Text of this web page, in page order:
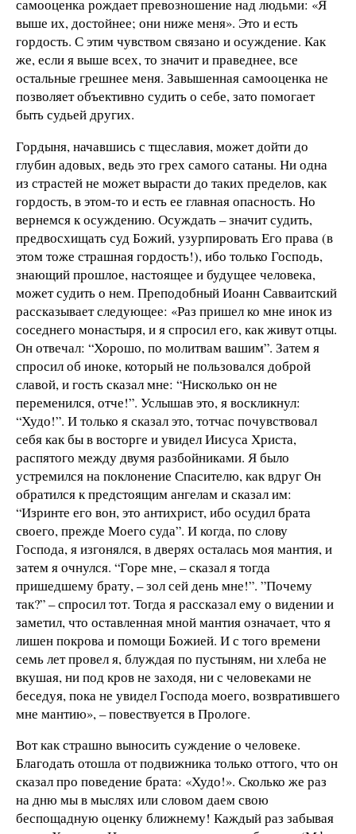
самооценка рождает превозношение над людьми: «Я
выше их, достойнее; они ниже меня». Это и есть
гордость. С этим чувством связано и осуждение. Как
же, если я выше всех, то значит и праведнее, все
остальные грешнее меня. Завышенная самооценка не
позволяет объективно судить о себе, зато помогает
быть судьей других.
Гордыня, начавшись с тщеславия, может дойти до
глубин адовых, ведь это грех самого сатаны. Ни одна
из страстей не может вырасти до таких пределов, как
гордость, в этом-то и есть ее главная опасность. Но
вернемся к осуждению. Осуждать – значит судить,
предвосхищать суд Божий, узурпировать Его права (в
этом тоже страшная гордость!), ибо только Господь,
знающий прошлое, настоящее и будущее человека,
может судить о нем. Преподобный Иоанн Савваитский
рассказывает следующее: «Раз пришел ко мне инок из
соседнего монастыря, и я спросил его, как живут отцы.
Он отвечал: “Хорошо, по молитвам вашим”. Затем я
спросил об иноке, который не пользовался доброй
славой, и гость сказал мне: “Нисколько он не
переменился, отче!”. Услышав это, я воскликнул:
“Худо!”. И только я сказал это, тотчас почувствовал
себя как бы в восторге и увидел Иисуса Христа,
распятого между двумя разбойниками. Я было
устремился на поклонение Спасителю, как вдруг Он
обратился к предстоящим ангелам и сказал им:
“Изринте его вон, это антихрист, ибо осудил брата
своего, прежде Моего суда”. И когда, по слову
Господа, я изгонялся, в дверях осталась моя мантия, и
затем я очнулся. “Горе мне, – сказал я тогда
пришедшему брату, – зол сей день мне!”. ”Почему
так?” – спросил тот. Тогда я рассказал ему о видении и
заметил, что оставленная мной мантия означает, что я
лишен покрова и помощи Божией. И с того времени
семь лет провел я, блуждая по пустыням, ни хлеба не
вкушая, ни под кров не заходя, ни с человеками не
беседуя, пока не увидел Господа моего, возвратившего
мне мантию», – повествуется в Прологе.
Вот как страшно выносить суждение о человеке.
Благодать отошла от подвижника только оттого, что он
сказал про поведение брата: «Худо!». Сколько же раз
на дню мы в мыслях или словом даем свою
беспощадную оценку ближнему! Каждый раз забывая